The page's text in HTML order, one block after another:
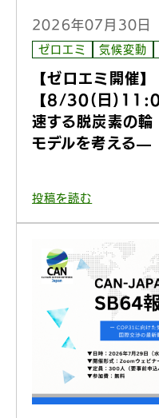
2026年07月30日
ゼロエミ 気候変動
【ゼロエミ開催】
【8/30(日
速する脱炭素の
モデルを考える—
投稿を読む